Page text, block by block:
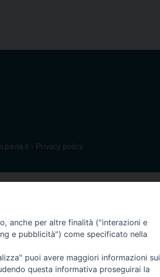
- Privacy policy
anche per altre finalità ("interazioni e
e pubblicità") come specificato nella
puoi avere maggiori informazioni sui
questa informativa proseguirai la